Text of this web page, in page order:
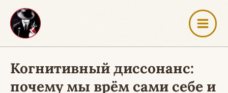
Перейти
содержимому
Когнитивный диссонанс:
почему мы врём сами себе и